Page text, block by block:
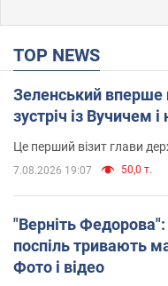
TOP NEWS
Зеленський вперше
зустріч із Вучичем
Це перший візит глави
7.08.2026 19:07 50,0 т.
"Верніть Федорова":
поспіль тривають
Фото і відео